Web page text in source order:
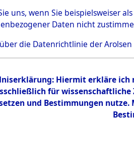
uns, wenn Sie beispielsweiser
Daten nicht
die Datenrichtlinie der Arolsen
Hiermit erkläre ich
für
und Bestimmungen